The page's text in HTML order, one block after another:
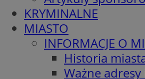
KRYMINALNE
MIASTO
INFORMACJE O
Historia
Ważne